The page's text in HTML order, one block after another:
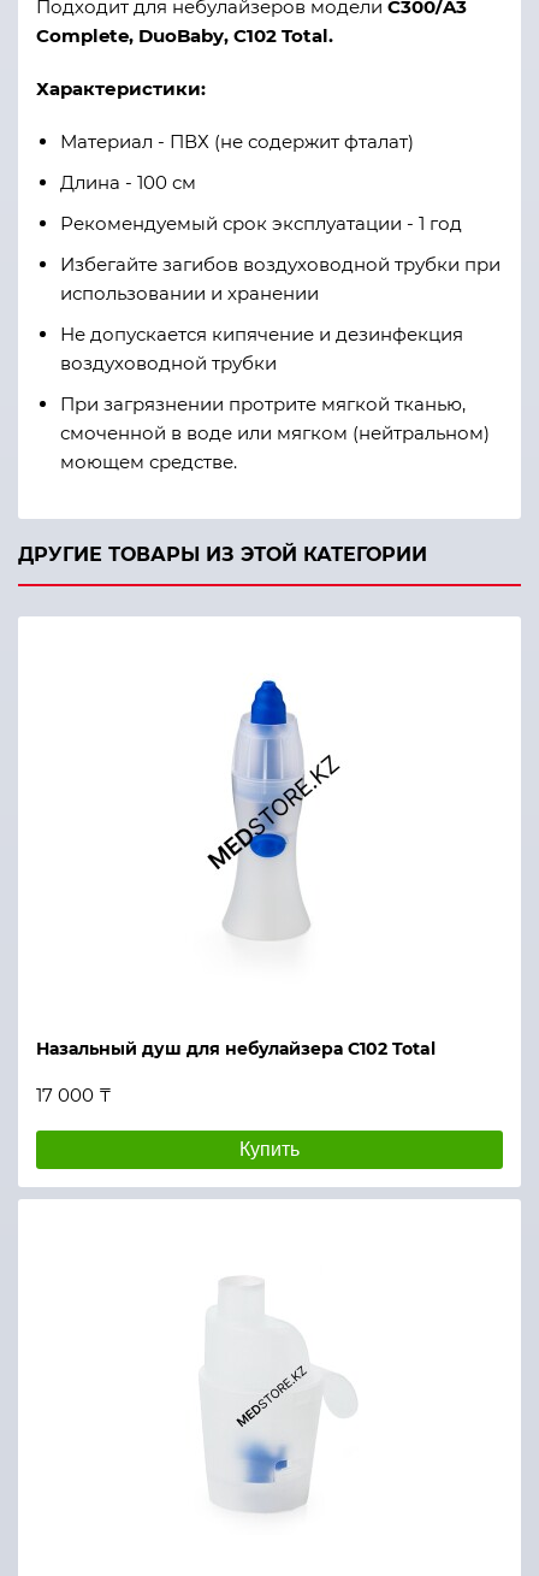
Подходит для небулайзеров модели С300/A3
Complete, DuoBaby, C102 Total.
Характеристики:
Материал - ПВХ (не содержит фталат)
Длина - 100 см
Рекомендуемый срок эксплуатации - 1 год
Избегайте загибов воздуховодной трубки при
использовании и хранении
Не допускается кипячение и дезинфекция
воздуховодной трубки
При загрязнении протрите мягкой тканью,
смоченной в воде или мягком (нейтральном)
моющем средстве.
ДРУГИЕ ТОВАРЫ ИЗ ЭТОЙ КАТЕГОРИИ
Назальный душ для небулайзера C102 Total
17 000 ₸
Купить